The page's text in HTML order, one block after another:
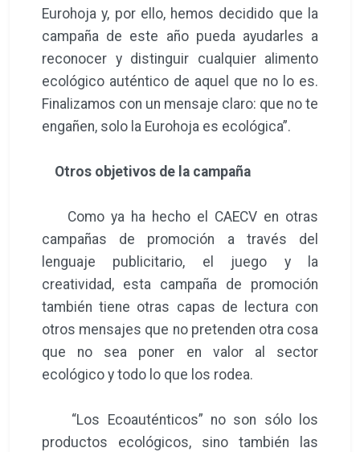
Eurohoja y, por ello, hemos decidido que la
campaña de este año pueda ayudarles a
reconocer y distinguir cualquier alimento
ecológico auténtico de aquel que no lo es.
Finalizamos con un mensaje claro: que no te
engañen, solo la Eurohoja es ecológica”.
Otros objetivos de la campaña
Como ya ha hecho el CAECV en otras
campañas de promoción a través del
lenguaje publicitario, el juego y la
creatividad, esta campaña de promoción
también tiene otras capas de lectura con
otros mensajes que no pretenden otra cosa
que no sea poner en valor al sector
ecológico y todo lo que los rodea.
“Los Ecoauténticos” no son sólo los
productos ecológicos, sino también las